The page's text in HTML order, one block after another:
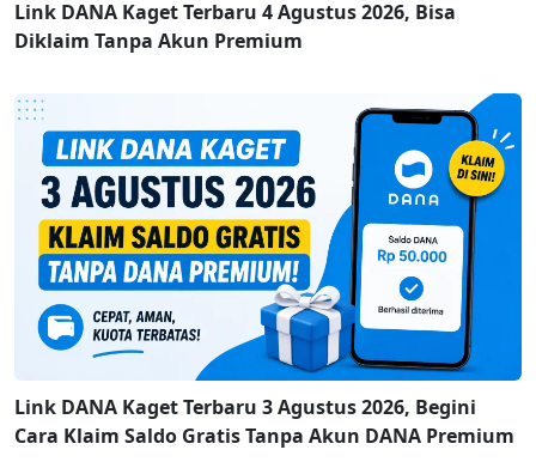
Link DANA Kaget Terbaru 4 Agustus 2026, Bisa
Diklaim Tanpa Akun Premium
Link DANA Kaget Terbaru 3 Agustus 2026, Begini
Cara Klaim Saldo Gratis Tanpa Akun DANA Premium